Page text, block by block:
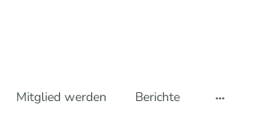
Mitglied werden Berichte